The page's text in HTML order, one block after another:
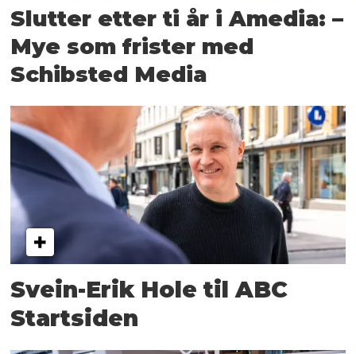
Slutter etter ti år i Amedia: –
Mye som frister med
Schibsted Media
Svein-Erik Hole til ABC
Startsiden